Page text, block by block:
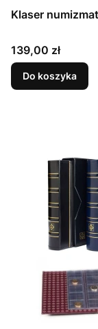
Klaser
Cena
139,00 zł
Do koszyka